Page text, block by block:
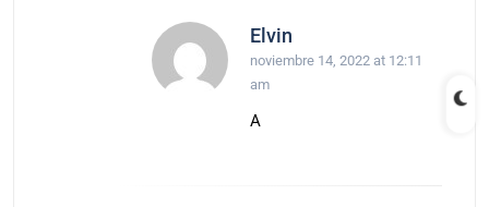
Elvin
noviembre 14, 2022 at 12:11
am
A